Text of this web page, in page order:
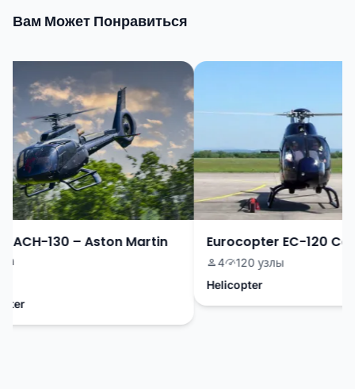
Вам Может Понравиться
130 – Aston Martin
Eurocopter EC-120
4
120 узлы
Helicopter